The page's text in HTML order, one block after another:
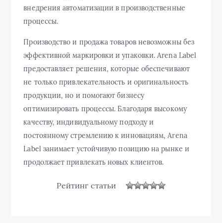
внедрения автоматизации в производственные
процессы.
Производство и продажа товаров невозможны без
эффективной маркировки и упаковки. Arena Label
предоставляет решения, которые обеспечивают
не только привлекательность и оригинальность
продукции, но и помогают бизнесу
оптимизировать процессы. Благодаря высокому
качеству, индивидуальному подходу и
постоянному стремлению к инновациям, Arena
Label занимает устойчивую позицию на рынке и
продолжает привлекать новых клиентов.
Рейтинг статьи